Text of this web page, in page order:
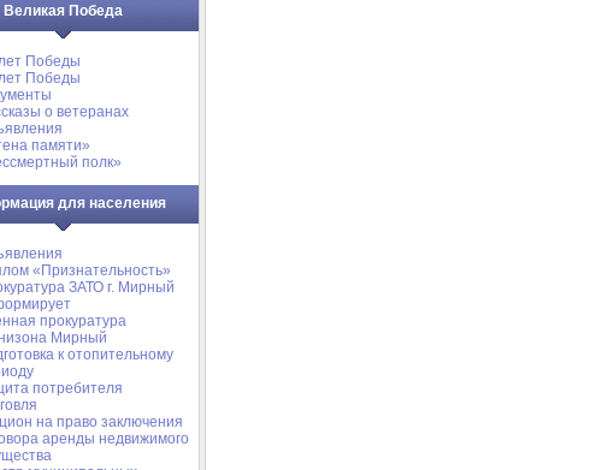
Великая Победа
Победы
Победы
о ветеранах
памяти»
полк»
для населения
«Признательность»
ЗАТО г. Мирный
прокуратура
Мирный
к отопительному
потребителя
на право заключения
аренды недвижимого